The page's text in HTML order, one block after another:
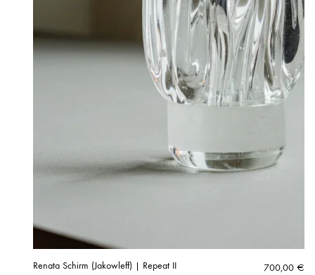
Renata Schirm (Jakowleff) | Repeat II 700,00 €